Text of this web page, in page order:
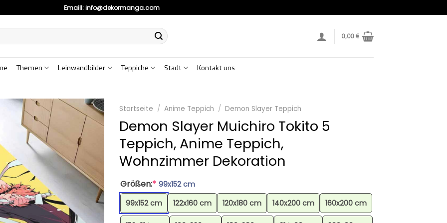
Emaill:info@dekormanga.com
0,00€
Themen Leinwandbilder Teppiche Stadt Kontakt uns
Startseite / Anime Teppich / Demon Slayer Teppich
Demon Slayer Muichiro Tokito 5
Teppich, Anime Teppich,
Wohnzimmer Dekoration
Größen:* 99x152 cm
99x152 cm
122x160 cm 120x180 cm 140x200 cm 160x200 cm